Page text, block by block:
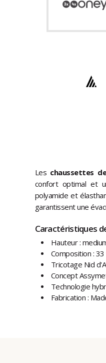
Les chaussettes
confort optimal et
polyamide et
garantissent une
Caractéristiques
Hauteur :
Composition :
Tricotage Nid
Concept
Technologie
Fabrication :